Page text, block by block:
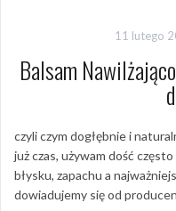
11 lutego
Balsam
czyli czym dogłębnie i
już czas, używam dość
błysku, zapachu a
dowiadujemy się od